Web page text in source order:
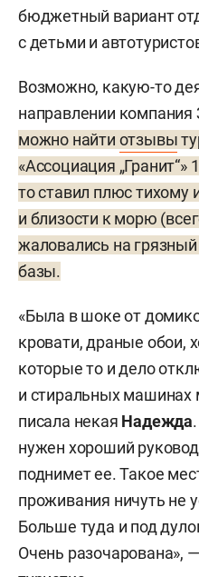
бюджетный вариант
с детьми и
Возможно, какую-то
направлении компания
можно найти отзывы
«Ассоциация „Гранит“»
то ставил плюс тихому
и близости к морю
жаловались на
базы.
«Была в шоке от
кровати, драные обои,
которые то и дело
и стиральных машинах
писала некая Надежда
нужен хороший
поднимет ее. Такое
проживания ничуть не
Больше туда и под
Очень разочарована»,